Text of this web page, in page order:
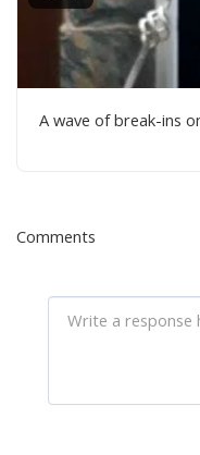
A wave of break-ins
Comments